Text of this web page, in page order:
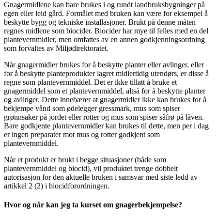
Gnagermidlene kan bare brukes i og rundt landbruksbygninger på
egen eller leid gård. Formålet med bruken kan være for eksempel å
beskytte bygg og tekniske installasjoner. Brukt på denne måten
regnes midlene som biocider. Biocider har mye til felles med en del
plantevernmidler, men omfattes av en annen godkjenningsordning
som forvaltes av Miljødirektoratet.
Når gnagermidler brukes for å beskytte planter eller avlinger, eller
for å beskytte planteprodukter lagret midlertidig utendørs, er disse å
regne som plantevernmiddel. Det er ikke tillatt å bruke et
gnagermiddel som et plantevernmiddel, altså for å beskytte planter
og avlinger. Dette innebærer at gnagermidler ikke kan brukes for å
bekjempe vånd som ødelegger gressmark, mus som spiser
grønnsaker på jordet eller rotter og mus som spiser såfrø på låven.
Bare godkjente plantevernmidler kan brukes til dette, men per i dag
er ingen preparater mot mus og rotter godkjent som
plantevernmiddel.
Når et produkt er brukt i begge situasjoner (både som
plantevernmiddel og biocid), vil produktet trenge dobbelt
autorisasjon for den aktuelle bruken i samsvar med siste ledd av
artikkel 2 (2) i biocidforordningen.
Hvor og når kan jeg ta kurset om gnagerbekjempelse?